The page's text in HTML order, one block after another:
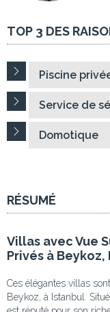
TOP 3 DES
Piscine
Service de
Domotique
RÉSUMÉ
Villas avec Vue
Privés à
Ces élégantes villas
Beykoz, à Istanbul.